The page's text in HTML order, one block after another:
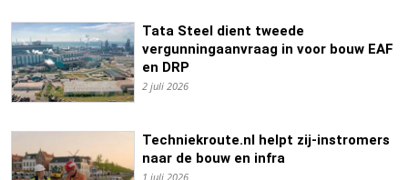
Tata Steel dient tweede
vergunningaanvraag in voor bouw EAF
en DRP
2 juli 2026
Techniekroute.nl helpt zij-instromers
naar de bouw en infra
1 juli 2026